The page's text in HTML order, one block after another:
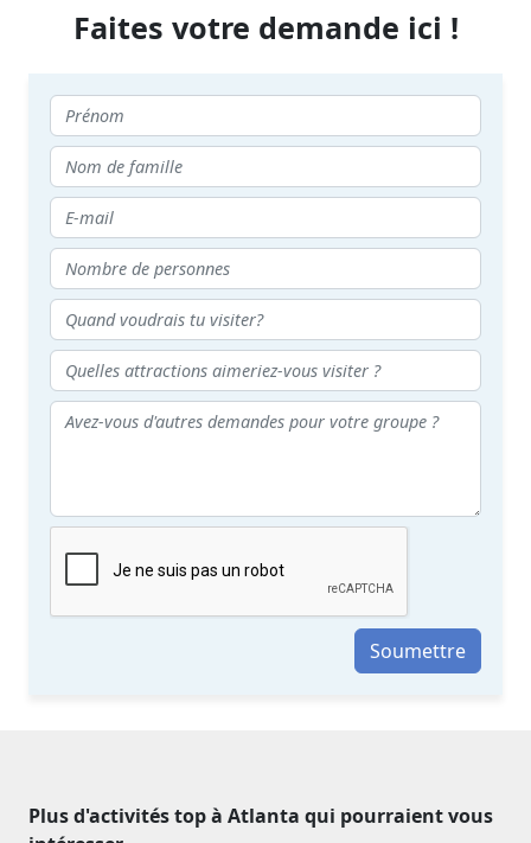
Faites votre demande ici !
Soumettre
Plus d'activités top à Atlanta qui pourraient vous